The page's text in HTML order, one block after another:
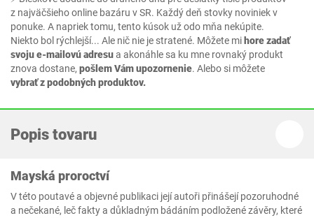
z najväčšieho online bazáru v SR. Každý deň stovky noviniek v
ponuke. A napriek tomu, tento kúsok už odo mňa nekúpite.
Niekto bol rýchlejší... Ale nič nie je stratené. Môžete mihore zadať
svoju e-mailovú adresua akonáhle sa ku mne rovnaký produkt
znova dostane, pošlem Vám upozornenie. Alebo si môžete
vybrať z podobných produktov.
Popis tovaru
Mayská proroctví
V této poutavé a objevné publikaci její autoři přinášejí pozoruhodné
a nečekané, leč fakty a důkladným bádáním podložené závěry, které